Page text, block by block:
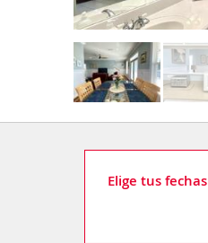
Elige tus fechas